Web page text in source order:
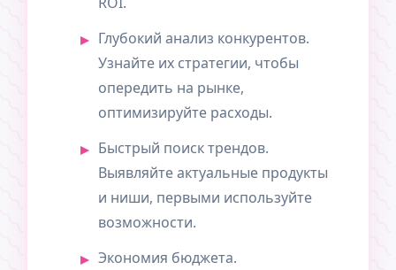
Глубокий анализ конкурентов.
Узнайте их стратегии, чтобы
опередить на рынке,
оптимизируйте расходы.
Быстрый поиск трендов.
Выявляйте актуальные продукты
и ниши, первыми используйте
возможности.
Экономия бюджета.